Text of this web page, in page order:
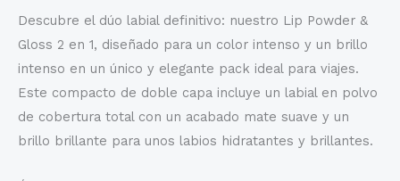
Descubre el dúo labial definitivo: nuestro Lip Powder &
Gloss 2 en 1, diseñado para un color intenso y un brillo
intenso en un único y elegante pack ideal para viajes.
Este compacto de doble capa incluye un labial en polvo
de cobertura total con un acabado mate suave y un
brillo brillante para unos labios hidratantes y brillantes.